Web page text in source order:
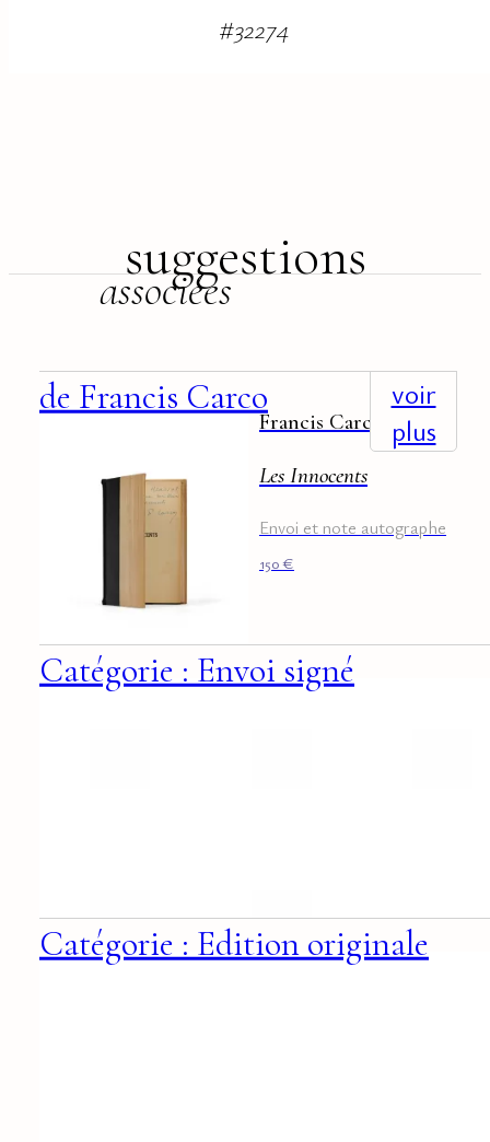
#32274
suggestions
associées
de Francis Carco
Francis Carco
Les Innocents
Envoi et note autographe
150€
+
voir
plus
Catégorie : Envoi signé
Catégorie : Edition originale